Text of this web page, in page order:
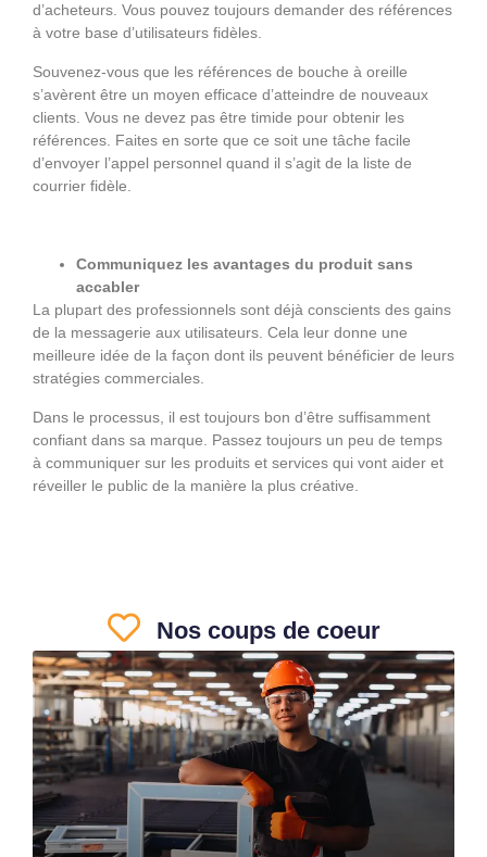
d’acheteurs. Vous pouvez toujours demander des références
à votre base d’utilisateurs fidèles.
Souvenez-vous que les références de bouche à oreille
s’avèrent être un moyen efficace d’atteindre de nouveaux
clients. Vous ne devez pas être timide pour obtenir les
références. Faites en sorte que ce soit une tâche facile
d’envoyer l’appel personnel quand il s’agit de la liste de
courrier fidèle.
Communiquez les avantages du produit sans
accabler
La plupart des professionnels sont déjà conscients des gains
de la messagerie aux utilisateurs. Cela leur donne une
meilleure idée de la façon dont ils peuvent bénéficier de leurs
stratégies commerciales.
Dans le processus, il est toujours bon d’être suffisamment
confiant dans sa marque. Passez toujours un peu de temps
à communiquer sur les produits et services qui vont aider et
réveiller le public de la manière la plus créative.
Nos coups de coeur